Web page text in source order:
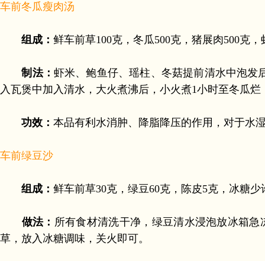
车前冬瓜瘦肉汤
组成： 鲜车前草100克，冬瓜500克，猪展肉500克
制法： 虾米、鲍鱼仔、瑶柱、冬菇提前清水中泡
入瓦煲中加入清水，大火煮沸后，小火煮1小时至冬瓜
功效： 本品有利水消肿、降脂降压的作用，对于水
车前绿豆沙
组成： 鲜车前草30克，绿豆60克，陈皮5克，冰糖少
做法： 所有食材清洗干净，绿豆清水浸泡放冰箱
草，放入冰糖调味，关火即可。